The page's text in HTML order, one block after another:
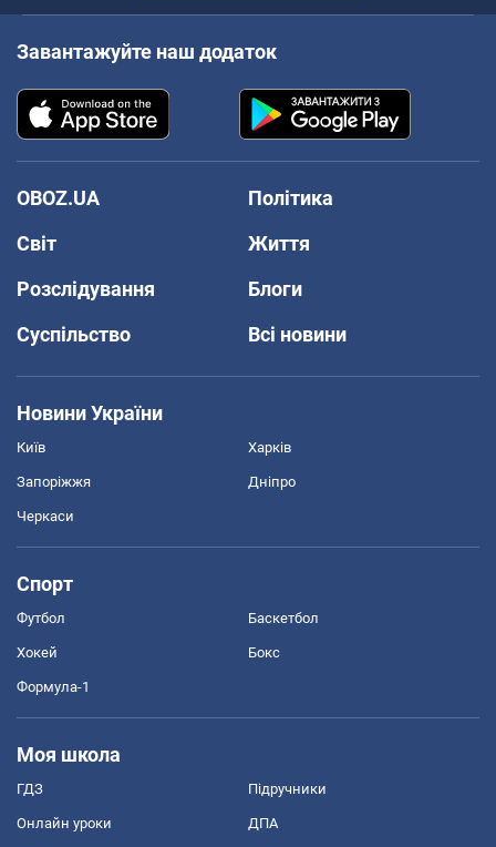
Завантажуйте наш додаток
OBOZ.UA
Політика
Світ
Життя
Розслідування
Блоги
Суспільство
Всі новини
Новини України
Київ Харків
Запоріжжя Дніпро
Черкаси
Спорт
Футбол Баскетбол
Хокей Бокс
Формула-1
Моя школа
ГДЗ Підручники
Онлайн уроки ДПА